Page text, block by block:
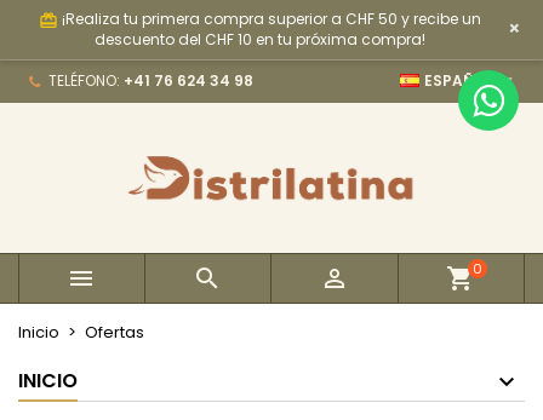
card_giftcard ¡Realiza tu primera compra superior a CHF 50 y recibe un
descuento del CHF 10 en tu próxima compra!
×
TELÉFONO: +41 76 624 34 98 ESPAÑOL 
   0
Inicio Ofertas
INICIO
My wishlists ×
add_circle_outline Create new list
((modalTitle)) ×
((confirmMessage))
((cancelText)) ((modalDeleteText))
Crear lista de deseos ×
Iniciar sesión ×
Debe iniciar sesión para guardar productos en su
Cancelar Iniciar sesión